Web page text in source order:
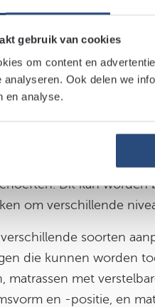
gebruik van cookies
om content en
analyseren. Ook delen we
en analyse.
een aanpasbaar
matrassen zijn
Dit kan worden
om verschillende
soorten
die kunnen worden
matrassen met
en -positie, en